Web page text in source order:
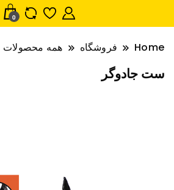
0
Home فروشگاه همه محصولات
ست جادوگر